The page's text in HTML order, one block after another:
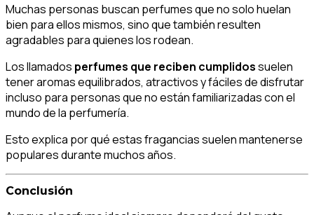
Muchas personas buscan perfumes que no solo huelan
bien para ellos mismos, sino que también resulten
agradables para quienes los rodean.
Los llamados perfumes que reciben cumplidossuelen
tener aromas equilibrados, atractivos y fáciles de disfrutar
incluso para personas que no están familiarizadas con el
mundo de la perfumería.
Esto explica por qué estas fragancias suelen mantenerse
populares durante muchos años.
Conclusión